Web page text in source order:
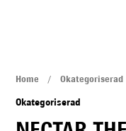
Home / Okategoriserad
Okategoriserad
NECTAR
THERMIQUE